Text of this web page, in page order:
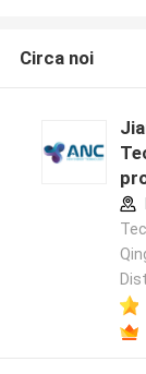
Circa noi